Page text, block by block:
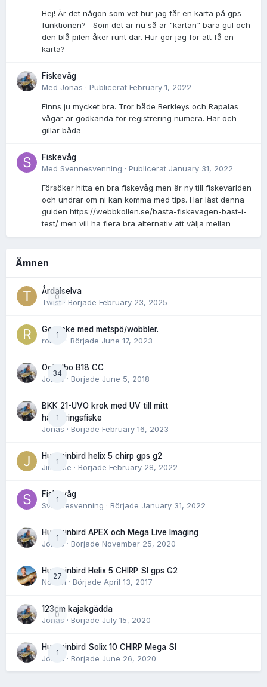
Hej! Är det någon som vet hur jag får en karta på gps
funktionen? Som det är nu så är "kartan" bara gul och
den blå pilen åker runt där. Hur gör jag för att få en
karta?
Fiskevåg
Med Jonas · Publicerat February 1, 2022
Finns ju mycket bra. Tror både Berkleys och Rapalas
vågar är godkända för registrering numera. Har och
gillar båda
Fiskevåg
Med Svennesvenning · Publicerat January 31, 2022
Försöker hitta en bra fiskevåg men är ny till fiskevärlden
och undrar om ni kan komma med tips. Har läst denna
guiden https://webbkollen.se/basta-fiskevagen-bast-i-
test/ men vill ha flera bra alternativ att välja mellan
Ämnen
0
Årdalselva
Twist · Började February 23, 2025
1
Gösfiske med metspö/wobbler.
rolnor
· Började June 17, 2023
34
Ockelbo B18 CC
Jonas · Började June 5, 2018
1
BKK 21-UVO krok med UV till mitt
havsöringsfiske
Jonas · Började February 16, 2023
1
Humminbird helix 5 chirp gps g2
Jimwise · Började February 28, 2022
1
Fiskevåg
Svennesvenning · Började January 31, 2022
1
Humminbird APEX och Mega Live Imaging
Jonas · Började November 25, 2020
27
Humminbird Helix 5 CHIRP SI gps G2
Norlén · Började April 13, 2017
0
123cm kajakgädda
Jonas · Började July 15, 2020
1
Humminbird Solix 10 CHIRP Mega SI
Jonas · Började June 26, 2020